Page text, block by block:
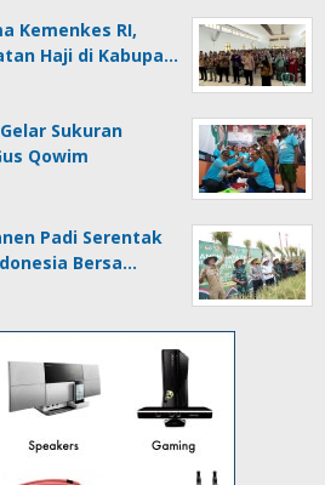
Kemenkes RI,
Haji di Kabupa…
Sukuran
Qowim
Padi Serentak
Bersa…